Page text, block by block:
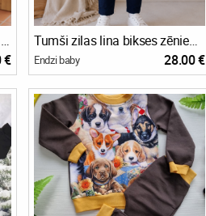
Lina krekls ar rakstainu lenti . 80-128.izm.
€
Tumši zilas lina bikses zēniem ar nopogājamām lencēm.
Endzi baby 28.00 €